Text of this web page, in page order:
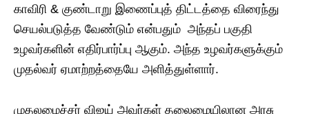
காவிரி & குண்டாறு இணைப்புத் திட்டத்தை விரைந்து
செயல்படுத்த வேண்டும் என்பதும் அந்தப் பகுதி
உழவர்களின் எதிர்பார்ப்பு ஆகும். அந்த உழவர்களுக்கும்
முதல்வர் ஏமாற்றத்தையே அளித்துள்ளார்.
முதலமைச்சர் விஜய் அவர்கள் தலைமையிலான அரசு